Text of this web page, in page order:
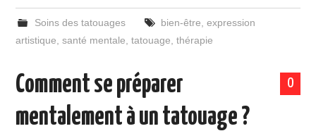
Soins des tatouages bien-être expression
artistique ,santé mentale ,tatouage ,thérapie
0
Comment se préparer
mentalement à un tatouage ?